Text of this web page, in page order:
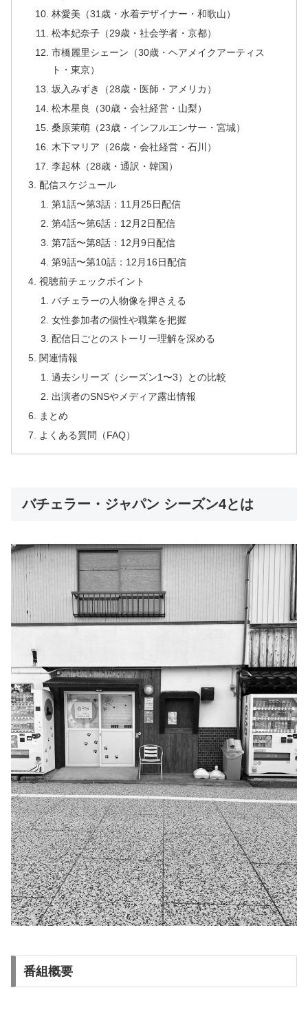
林愛美（31歳・水着デザイナー・和歌山）
松本妃奈子（29歳・社会学者・京都）
市橋麗里シェーン（30歳・ヘアメイクアーティス
ト・東京）
坂入みずき（28歳・医師・アメリカ）
松木星良（30歳・会社経営・山梨）
桑原茉萌（23歳・インフルエンサー・宮城）
木下マリア（26歳・会社経営・石川）
李起林（28歳・通訳・韓国）
配信スケジュール
第1話〜第3話：11月25日配信
第4話〜第6話：12月2日配信
第7話〜第8話：12月9日配信
第9話〜第10話：12月16日配信
視聴前チェックポイント
バチェラーの人物像を押さえる
女性参加者の個性や職業を把握
配信日ごとのストーリー理解を深める
関連情報
過去シリーズ（シーズン1〜3）との比較
出演者のSNSやメディア露出情報
まとめ
よくある質問（FAQ）
バチェラー・ジャパン シーズン4とは
番組概要